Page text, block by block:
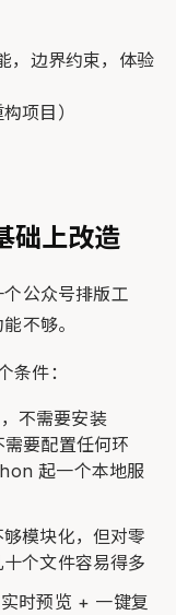
，边界约束，体验
项目）
础上改造
公众号排版工
不够。
件：
不需要安装
要配置任何环
起一个本地服
模块化，但对零
个文件容易得多
时预览 + 一键复